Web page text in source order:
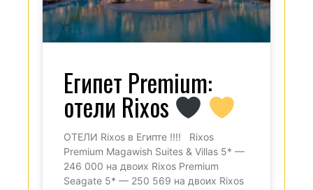
Египет Premium:
отели Rixos
ОТЕЛИ Rixos в Египте !!!! Rixos
Premium Magawish Suites & Villas 5* —
246 000 на двоих Rixos Premium
Seagate 5* — 250 569 на двоих Rixos